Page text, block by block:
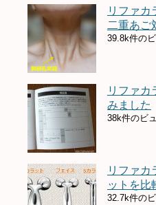
リファカ
二重あご
39.8k件の
リファカ
みました
38k件のビ
リファカ
ットを比
32.7k件の